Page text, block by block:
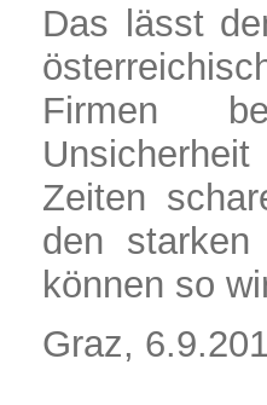
Das lässt
Firmen
Zeiten
den starken
können so
Graz,